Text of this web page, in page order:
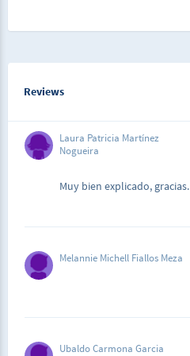
Reviews
Laura Patricia Martínez
Nogueira
Muy bien explicado, gracias.
Melannie Michell Fiallos Meza
Ubaldo Carmona Garcia